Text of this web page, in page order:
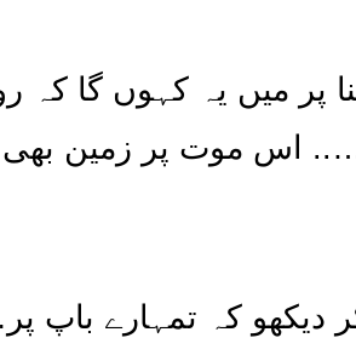
پر میں یہ کہوں گا کہ
….. اس موت پر زمین بھی
دیکھو کہ تمہارے باپ